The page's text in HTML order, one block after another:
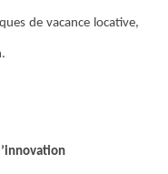
de vacance locative,